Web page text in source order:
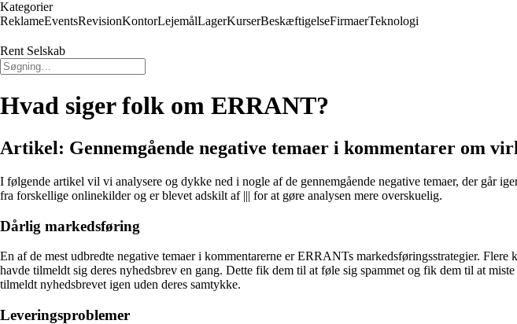
Kategorier
ReklameEventsRevisionKontorLejemålLagerKurserBeskæftigelseFirmaerTeknologi
Rent Selskab
Hvad siger folk om ERRANT?
Artikel: Gennemgående negative temaer i kommentarer om
I følgende artikel vil vi analysere og dykke ned i nogle af de gennemgående negative temaer, der går
fra forskellige onlinekilder og er blevet adskilt af ||| for at gøre analysen mere overskuelig.
Dårlig markedsføring
En af de mest udbredte negative temaer i kommentarerne er ERRANTs markedsføringsstrategier.
havde tilmeldt sig deres nyhedsbrev en gang. Dette fik dem til at føle sig spammet og fik dem til at
tilmeldt nyhedsbrevet igen uden deres samtykke.
Leveringsproblemer